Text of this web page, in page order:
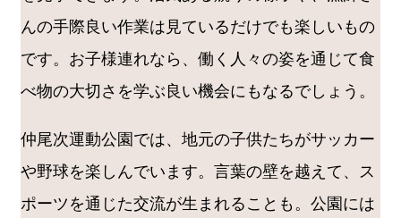
んの手際良い作業は見ているだけでも楽しいもの
です。お子様連れなら、働く人々の姿を通じて食
べ物の大切さを学ぶ良い機会にもなるでしょう。
仲尾次運動公園では、地元の子供たちがサッカー
や野球を楽しんでいます。言葉の壁を越えて、ス
ポーツを通じた交流が生まれることも。公園には